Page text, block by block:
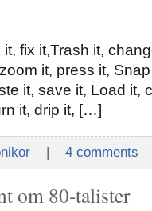
fix it,Trash it,
it, press it,
it, save it, Load it,
it, drip it, […]
| 4 comments
om 80-talister